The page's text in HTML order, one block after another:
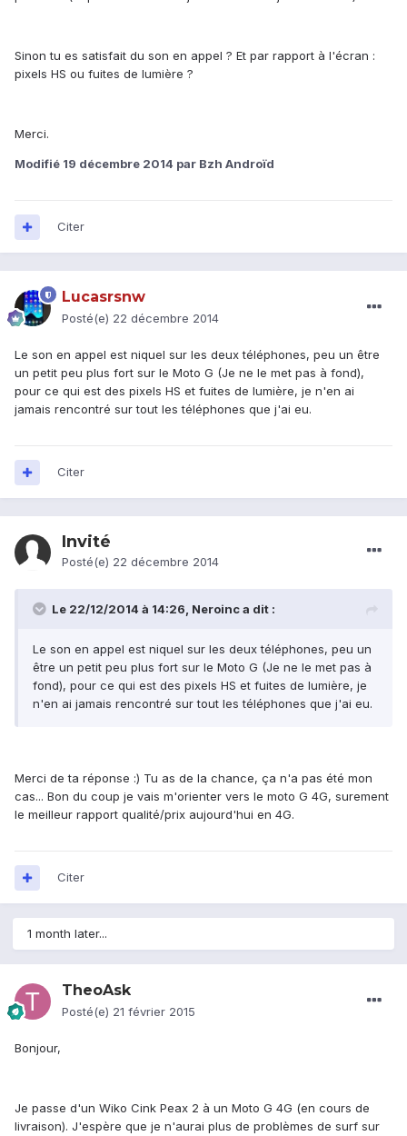
Sinon tu es satisfait du son en appel ? Et par rapport à l'écran :
pixels HS ou fuites de lumière ?
Merci.
Modifié 19 décembre 2014 par Bzh Androïd
Citer
Lucasrsnw
Posté(e) 22 décembre 2014
Le son en appel est niquel sur les deux téléphones, peu un être
un petit peu plus fort sur le Moto G (Je ne le met pas à fond),
pour ce qui est des pixels HS et fuites de lumière, je n'en ai
jamais rencontré sur tout les téléphones que j'ai eu.
Citer
Invité
Posté(e) 22 décembre 2014
Le 22/12/2014 à 14:26, Neroinc a dit :
Le son en appel est niquel sur les deux téléphones, peu un
être un petit peu plus fort sur le Moto G (Je ne le met pas à
fond), pour ce qui est des pixels HS et fuites de lumière, je
n'en ai jamais rencontré sur tout les téléphones que j'ai eu.
Merci de ta réponse :) Tu as de la chance, ça n'a pas été mon
cas... Bon du coup je vais m'orienter vers le moto G 4G, surement
le meilleur rapport qualité/prix aujourd'hui en 4G.
Citer
1 month later...
TheoAsk
Posté(e) 21 février 2015
Bonjour,
Je passe d'un Wiko Cink Peax 2 à un Moto G 4G (en cours de
livraison). J'espère que je n'aurai plus de problèmes de surf sur